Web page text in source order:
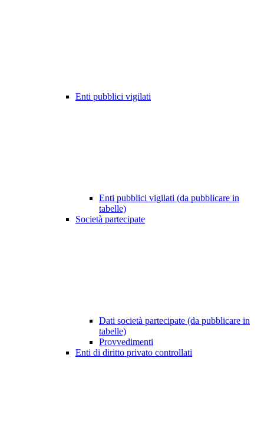
Enti pubblici vigilati
Enti pubblici vigilati (da pubblicare in
tabelle)
Società partecipate
Dati società partecipate (da pubblicare in
tabelle)
Provvedimenti
Enti di diritto privato controllati